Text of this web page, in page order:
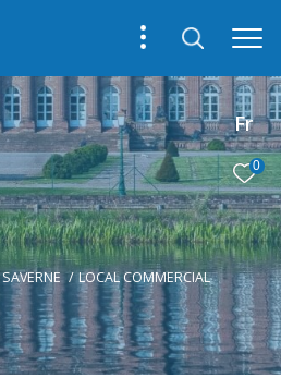
Fr
0
SAVERNE LOCAL COMMERCIAL